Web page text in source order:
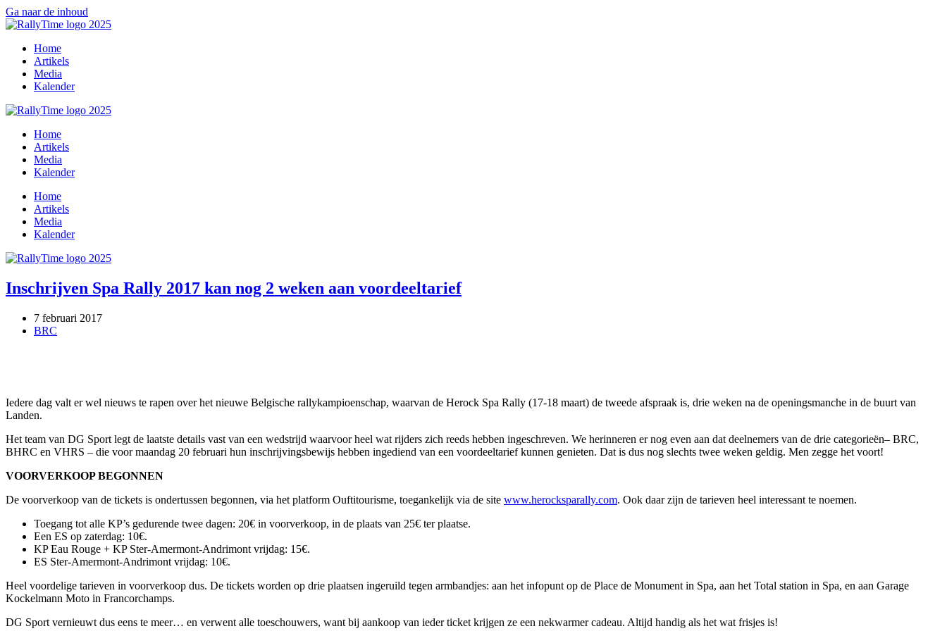
Ga naar de inhoud
Home
Artikels
Media
Kalender
Home
Artikels
Media
Kalender
Home
Artikels
Media
Kalender
Inschrijven Spa Rally 2017 kan nog 2 weken aan voordeeltarief
7 februari 2017
BRC
Iedere dag valt er wel nieuws te rapen over het nieuwe Belgische rallykampioenschap, waarvan de Herock Spa Rally (17-18 maart) de tweede afspraak is, drie weken na de openingsmanche in de buurt van
Landen.
Het team van DG Sport legt de laatste details vast van een wedstrijd waarvoor heel wat rijders zich reeds hebben ingeschreven. We herinneren er nog even aan dat deelnemers van de drie categorieën– BRC,
BHRC en VHRS – die voor maandag 20 februari hun inschrijvingsbewijs hebben ingediend van een voordeeltarief kunnen genieten. Dat is dus nog slechts twee weken geldig. Men zegge het voort!
VOORVERKOOP BEGONNEN
De voorverkoop van de tickets is ondertussen begonnen, via het platform Ouftitourisme, toegankelijk via de site www.herocksparally.com. Ook daar zijn de tarieven heel interessant te noemen.
Toegang tot alle KP’s gedurende twee dagen: 20€ in voorverkoop, in de plaats van 25€ ter plaatse.
Een ES op zaterdag: 10€.
KP Eau Rouge + KP Ster-Amermont-Andrimont vrijdag: 15€.
ES Ster-Amermont-Andrimont vrijdag: 10€.
Heel voordelige tarieven in voorverkoop dus. De tickets worden op drie plaatsen ingeruild tegen armbandjes: aan het infopunt op de Place de Monument in Spa, aan het Total station in Spa, en aan Garage
Kockelmann Moto in Francorchamps.
DG Sport vernieuwt dus eens te meer… en verwent alle toeschouwers, want bij aankoop van ieder ticket krijgen ze een nekwarmer cadeau. Altijd handig als het wat frisjes is!